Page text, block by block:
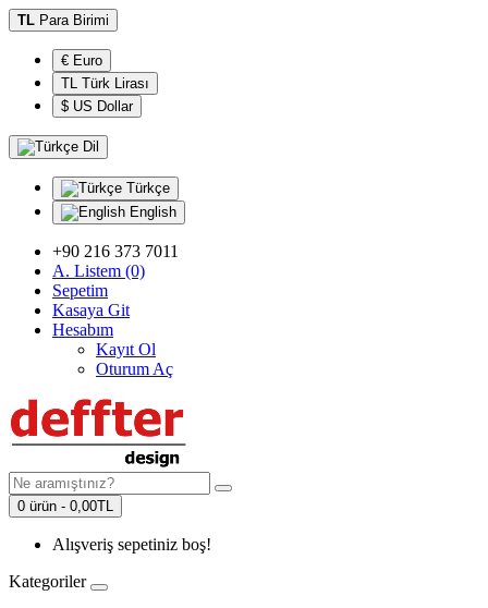
TL Para Birimi
€ Euro
TL Türk Lirası
$ US Dollar
Dil
Türkçe
English
+90 216 373 7011
A. Listem (0)
Sepetim
Kasaya Git
Hesabım
Kayıt Ol
Oturum Aç
0 ürün - 0,00TL
Alışveriş sepetiniz boş!
Kategoriler